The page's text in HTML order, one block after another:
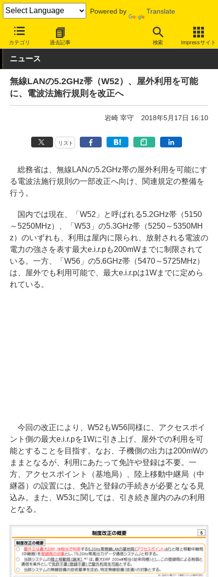
Powered by Translate
カテゴリ 過去記事 検索 Impressサイト
INTERNET Watch トピック 政策/制度
ニュース
無線LANの5.2GHz帯（W52）、屋外利用を可能
に、電波法施行規則を改正へ
岩崎 宰守 2018年5月17日 16:10
リスト
総務省は、無線LANの5.2GHz帯の屋外利用を可能にす
る電波法施行規則の一部改正へ向け、関連規定の整備を
行う。
国内では現在、「W52」と呼ばれる5.2GHz帯（5150
～5250MHz）、「W53」の5.3GHz帯（5250～5350MH
z）のいずれも、利用は屋内に限られ、放射される電波の
電力の強さを表す最大e.i.r.pも200mWまでに制限されて
いる。一方、「W56」の5.6GHz帯（5470～5725MHz）
は、屋外でも利用可能で、最大e.i.r.pは1Wまでに定めら
れている。
今回の改正により、W52もW56同様に、アクセスポイ
ント側の最大e.i.r.pを1Wに引き上げ、屋外での利用を可
能とすることを目指す。なお、子機側の出力は200mWの
ままとなるが、利用にあたって免許や登録は不要。一
方、アクセスポイント（基地局）、陸上移動中継局（中
継器）の設置には、免許と登録の手続きが必要となる見
込み。また、W53に関しては、引き続き屋内のみの利用
となる。